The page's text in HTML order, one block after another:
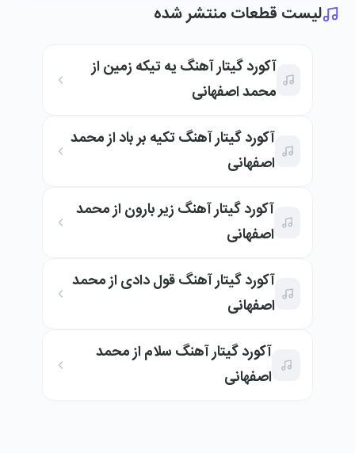
لیست قطعات منتشر شده
آکورد گیتار آهنگ یه تیکه زمین از
محمد اصفهانی
آکورد گیتار آهنگ تکیه بر باد از محمد
اصفهانی
آکورد گیتار آهنگ زیر بارون از محمد
اصفهانی
آکورد گیتار آهنگ قول دادی از محمد
اصفهانی
آکورد گیتار آهنگ سلام از محمد
اصفهانی